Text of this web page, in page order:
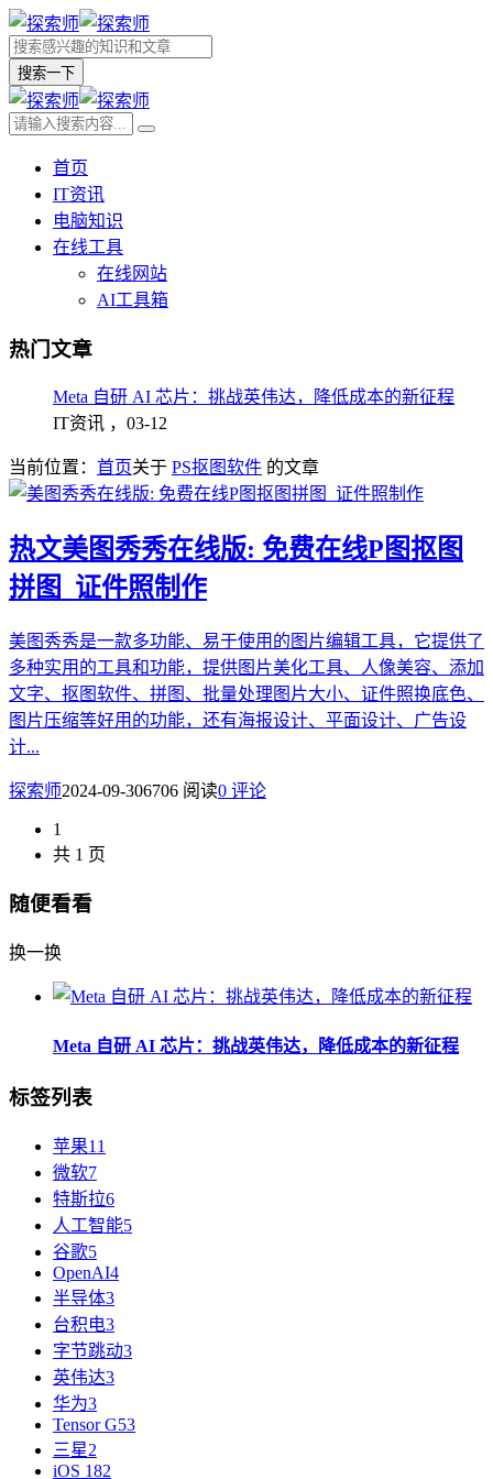
搜索一下
首页
IT资讯
电脑知识
在线工具
在线网站
AI工具箱
热门文章
Meta 自研 AI 芯片：挑战英伟达，降低成本的新征程
IT资讯 ， 03-12
当前位置： 首页关于 PS抠图软件 的文章
热文美图秀秀在线版: 免费在线P图抠图
拼图_证件照制作
美图秀秀是一款多功能、易于使用的图片编辑工具，它提供了
多种实用的工具和功能，提供图片美化工具、人像美容、添加
文字、抠图软件、拼图、批量处理图片大小、证件照换底色、
图片压缩等好用的功能，还有海报设计、平面设计、广告设
计...
探索师2024-09-306706 阅读0 评论
1
共 1 页
随便看看
换一换
Meta 自研 AI 芯片：挑战英伟达，降低成本的新征程
标签列表
苹果11
微软7
特斯拉6
人工智能5
谷歌5
OpenAI4
半导体3
台积电3
字节跳动3
英伟达3
华为3
Tensor G53
三星2
iOS 182